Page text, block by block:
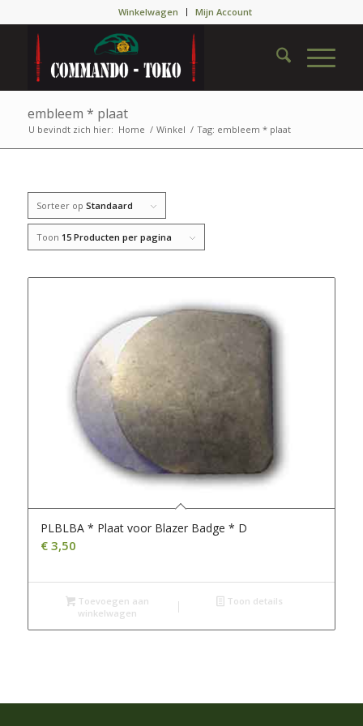
Winkelwagen Mijn Account
embleem * plaat
U bevindt zich hier: Home / Winkel / Tag: embleem * plaat
Sorteer op Standaard
Toon 15 Producten per pagina
PLBLBA * Plaat voor Blazer Badge * D
€3,50
Toevoegen aan
winkelwagen
Toon details